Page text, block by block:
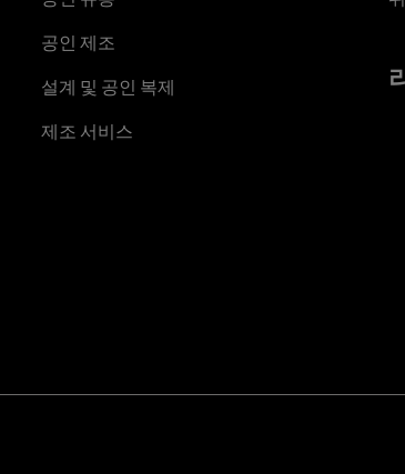
공인 제조
설계 및 공인 복제
제조 서비스